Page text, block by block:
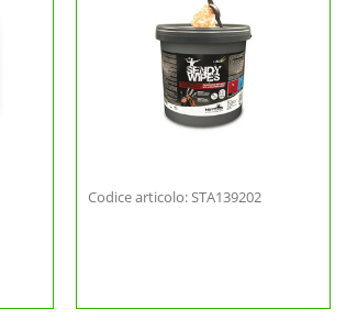
Codice articolo: STA139202